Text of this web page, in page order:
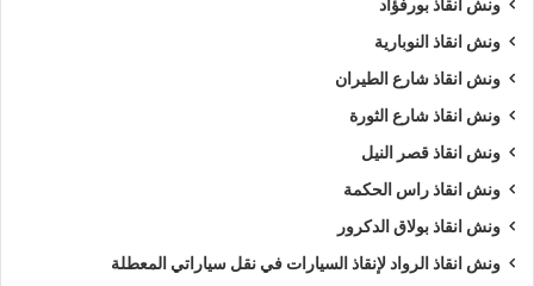
ونش انقاذ بورفؤاد
ونش انقاذ النوبارية
ونش انقاذ شارع الطيران
ونش انقاذ شارع الثورة
ونش انقاذ قصر النيل
ونش انقاذ راس الحكمة
ونش انقاذ بولاق الدكرور
ونش انقاذ الرواد لإنقاذ السيارات في نقل سياراتي المعطلة